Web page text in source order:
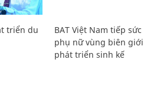
triển du
BAT Việt Nam tiếp sức
phụ nữ vùng biên giới
phát triển sinh kế